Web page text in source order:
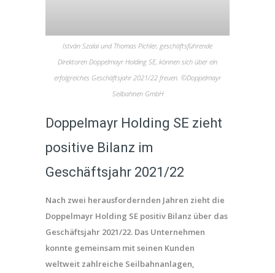
István Szalai und Thomas Pichler, geschäftsführende
Direktoren Doppelmayr Holding SE, können sich über ein
erfolgreiches Geschäftsjahr 2021/22 freuen. ©Doppelmayr
Seilbahnen GmbH
Doppelmayr Holding SE zieht
positive Bilanz im
Geschäftsjahr 2021/22
Nach zwei herausfordernden Jahren zieht die
Doppelmayr Holding SE positiv Bilanz über das
Geschäftsjahr 2021/22. Das Unternehmen
konnte gemeinsam mit seinen Kunden
weltweit zahlreiche Seilbahnanlagen,